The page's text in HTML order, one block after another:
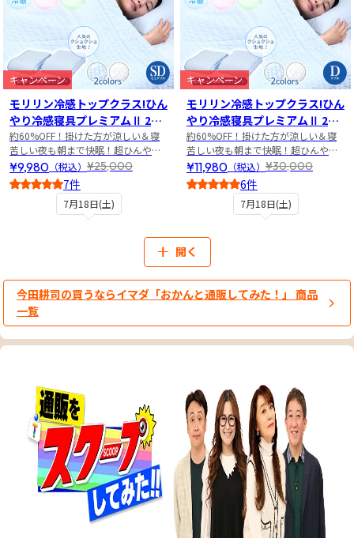
7月18日(土)
キャンペーン
モリリン冷感トップクラス!ひん
やり冷感寝具プレミアムⅡ 2点
セット セミダブル
約60%OFF！掛けた方が涼しい＆寝
苦しい夜も朝まで快眠！超ひんやり
寝具2点セット
¥9,980 （税込） ¥25,000
7件
7月18日(土)
キャンペーン
モリリン冷感トップクラス!ひん
やり冷感寝具プレミアムⅡ 2点
セット ダブル
約60%OFF！掛けた方が涼しい＆寝
苦しい夜も朝まで快眠！超ひんやり
寝具2点セット
¥11,980 （税込） ¥30,000
6件
開く
今田耕司の買うならイマダ「おかんと通販してみた！」 商品
一覧